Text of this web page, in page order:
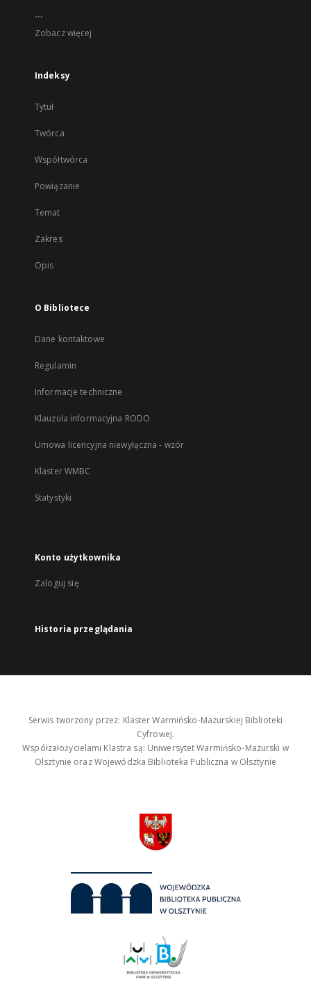
...
Zobacz więcej
Indeksy
Tytuł
Twórca
Współtwórca
Powiązanie
Temat
Zakres
Opis
O Bibliotece
Dane kontaktowe
Regulamin
Informacje techniczne
Klauzula informacyjna RODO
Umowa licencyjna niewyłączna - wzór
Klaster WMBC
Statystyki
Konto użytkownika
Zaloguj się
Historia przeglądania
Serwis tworzony przez: Klaster Warmińsko-Mazurskiej Biblioteki
Cyfrowej.
Współzałożycielami Klastra są: Uniwersytet Warmińsko-Mazurski w
Olsztynie oraz Wojewódzka Biblioteka Publiczna w Olsztynie